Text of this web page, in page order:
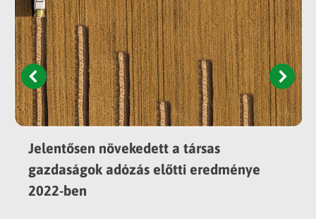
Jelentősen növekedett a társas
gazdaságok adózás előtti eredménye
2022-ben